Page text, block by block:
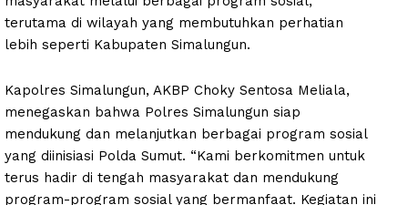
terutama di wilayah yang membutuhkan perhatian
lebih seperti Kabupaten Simalungun.
Kapolres Simalungun, AKBP Choky Sentosa Meliala,
menegaskan bahwa Polres Simalungun siap
mendukung dan melanjutkan berbagai program sosial
yang diinisiasi Polda Sumut. “Kami berkomitmen untuk
terus hadir di tengah masyarakat dan mendukung
program-program sosial yang bermanfaat. Kegiatan ini